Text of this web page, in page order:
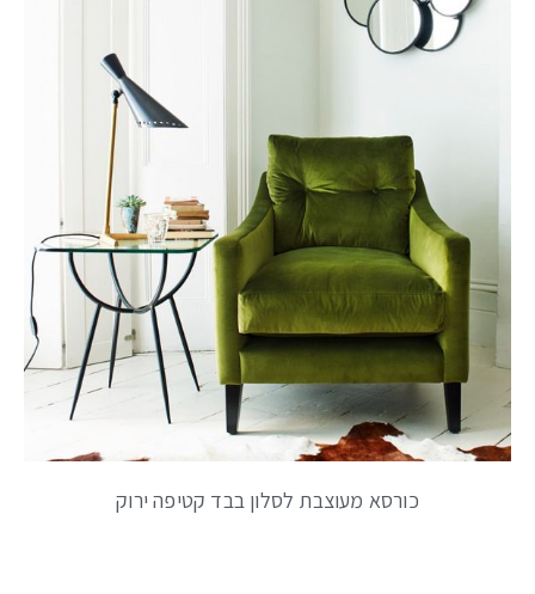
כורסא מעוצבת לסלון בבד קטיפה ירוק